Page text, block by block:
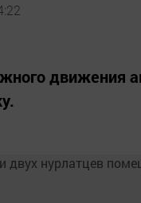
движения